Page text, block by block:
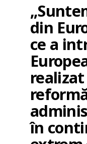
din
ce a
în